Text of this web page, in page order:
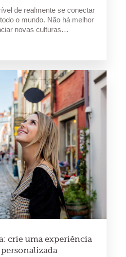
de realmente se conectar
o mundo. Não há melhor
novas culturas…
crie uma experiência